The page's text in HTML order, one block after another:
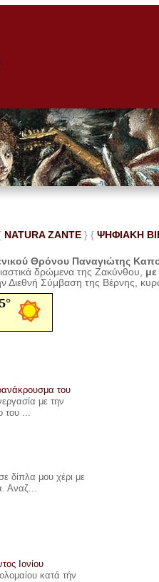
NATURA ZANTE} { ΨΗΦΙΑΚΗ
Θρόνου Παναγιώτης
δρώμενα της Ζακύνθου,
Διεθνή Σύμβαση της Βέρνης,
του
με την
του ...
δίπλα μου χέρι με
Αναζ...
Ιονίου
κατά τήν